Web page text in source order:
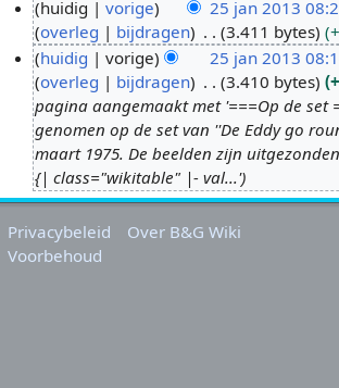
5
1
3
huidig vorige 25 jan 2013
overleg
bijdragen 3.411 bytes
G
e
e
n
b
e
w
huidig vorige 25 jan 2013
overleg
bijdragen 3.410 bytes
pagina aangemaakt met '===Op de set
genomen op de set van ''De Eddy go
maart 1975. De beelden zijn
{| class="wikitable" |- val...'
Privacybeleid
Over B&G Wiki
Voorbehoud